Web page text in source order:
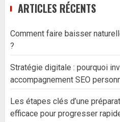
ARTICLES RÉCENTS
Comment faire baisser
?
Stratégie digitale : pourquoi
accompagnement SEO
Les étapes clés d’une
efficace pour progresser